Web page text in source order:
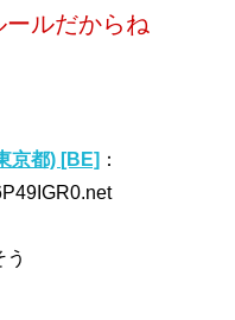
ルだからね
京都) [BE] ：